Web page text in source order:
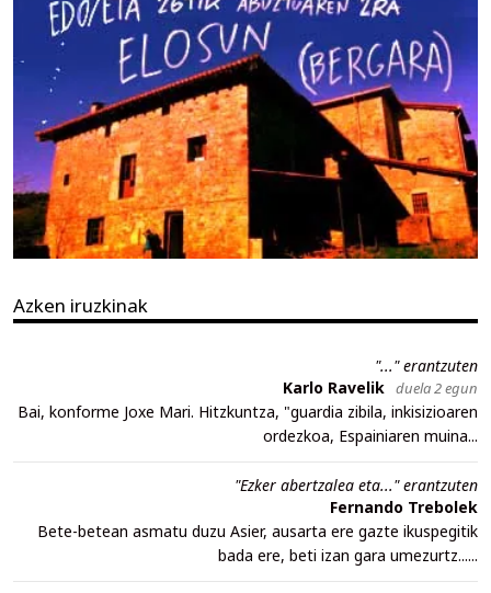
Azken iruzkinak
"..." erantzuten
Karlo Ravelik duela 2 egun
Bai, konforme Joxe Mari. Hitzkuntza, "guardia zibila, inkisizioaren
ordezkoa, Espainiaren muina...
"Ezker abertzalea eta..." erantzuten
Fernando Trebolek
Bete-betean asmatu duzu Asier, ausarta ere gazte ikuspegitik
bada ere, beti izan gara umezurtz......